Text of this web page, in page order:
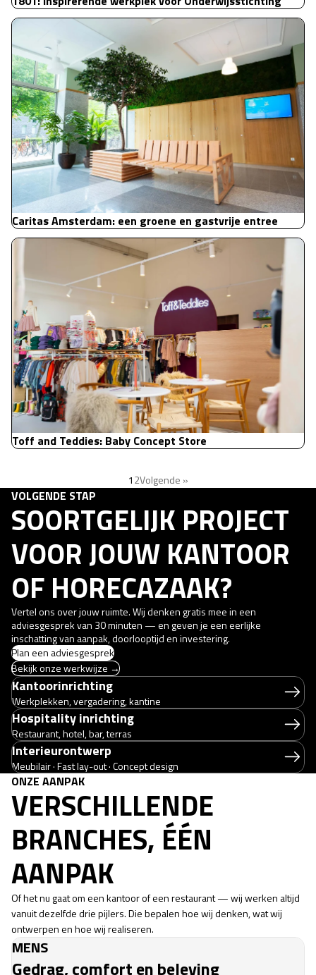
Caritas Amsterdam: een groene en gastvrije entree
Caritas Amsterdam: een groene en gastvrije entree
Toff and Teddies: Baby Concept Store
Toff and Teddies: Baby Concept Store
12Volgende »
VOLGENDE STAP
SOORTGELIJK PROJECT
VOOR JOUW KANTOOR
OF HORECAZAAK?
Vertel ons over jouw ruimte. Wij denken gratis mee in een
adviesgesprek van 30 minuten — en geven je een eerlijke
inschatting van aanpak, doorlooptijd en investering.
Plan een adviesgesprek
Bekijk onze werkwijze →
Kantoorinrichting
Werkplekken, vergadering, kantine
Hospitality inrichting
Restaurant, hotel, bar, terras
Interieurontwerp
Meubilair · Fast lay-out · Concept design
ONZE AANPAK
VERSCHILLENDE
BRANCHES, ÉÉN
AANPAK
Of het nu gaat om een kantoor of een restaurant — wij werken altijd
vanuit dezelfde drie pijlers. Die bepalen hoe wij denken, wat wij
ontwerpen en hoe wij realiseren.
MENS
Gedrag, comfort en beleving